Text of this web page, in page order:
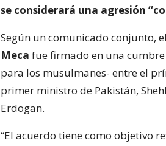
se considerará una agresión
Según un comunicado conjunto,
Meca fue firmado en una
para los musulmanes- entre el
primer ministro de Pakistán,
Erdogan.
“El acuerdo tiene como objetivo